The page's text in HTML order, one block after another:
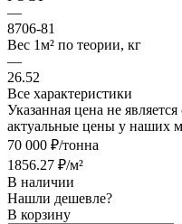
—
8706-81
Вес 1м² по теории, кг
—
26.52
Все характеристики
Указанная цена не
актуальные цены у наших
70 000 ₽/тонна
1856.27 ₽/м²
В наличии
Нашли дешевле?
В корзину